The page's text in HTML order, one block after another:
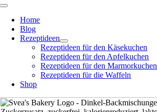
Zum
Inhalt
springen
Toggle
Navigation
Home
Blog
Rezeptideen
Rezeptideen für den Käsekuchen
Rezeptideen für den Apfelkuchen
Rezeptideen für den Marmorkuchen
Rezeptideen für die Waffeln
Shop